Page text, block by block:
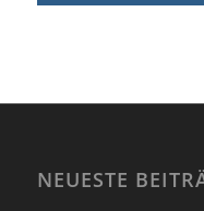
NEUESTE